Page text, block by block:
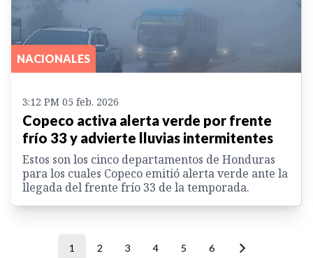
NACIONALES
3:12 PM 05 feb. 2026
Copeco activa alerta verde por frente
frío 33 y advierte lluvias intermitentes
Estos son los cinco departamentos de Honduras
para los cuales Copeco emitió alerta verde ante la
llegada del frente frío 33 de la temporada.
1 2 3 4 5 6